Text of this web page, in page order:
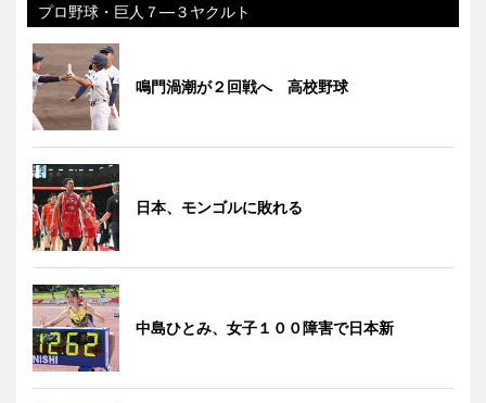
プロ野球・巨人７―３ヤクルト
鳴門渦潮が２回戦へ 高校野球
日本、モンゴルに敗れる
中島ひとみ、女子１００障害で日本新